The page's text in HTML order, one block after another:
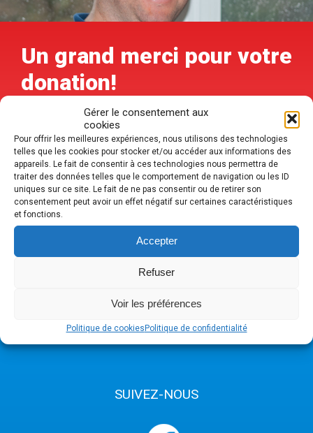
Gérer le consentement aux
cookies
Pour offrir les meilleures expériences, nous utilisons des technologies
telles que les cookies pour stocker et/ou accéder aux informations des
appareils. Le fait de consentir à ces technologies nous permettra de
traiter des données telles que le comportement de navigation ou les ID
uniques sur ce site. Le fait de ne pas consentir ou de retirer son
consentement peut avoir un effet négatif sur certaines caractéristiques
et fonctions.
Accepter
Refuser
Voir les préférences
Politique de cookiesPolitique de confidentialité
Un grand merci pour votre
donation!
De la part des parents, des résidents
et du conseil d'administration
(450) 569-2974 #74119
Pour nous rejoindre en cas d'urgence: (450) 712-2857
SUIVEZ-NOUS